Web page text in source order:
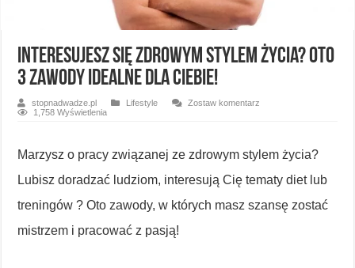
Interesujesz się zdrowym stylem życia? Oto
3 zawody idealne dla Ciebie!
stopnadwadze.pl Lifestyle
Zostaw komentarz
1,758 Wyświetlenia
Marzysz o pracy związanej ze zdrowym stylem życia?
Lubisz doradzać ludziom, interesują Cię tematy diet lub
treningów ? Oto zawody, w których masz szansę zostać
mistrzem i pracować z pasją!